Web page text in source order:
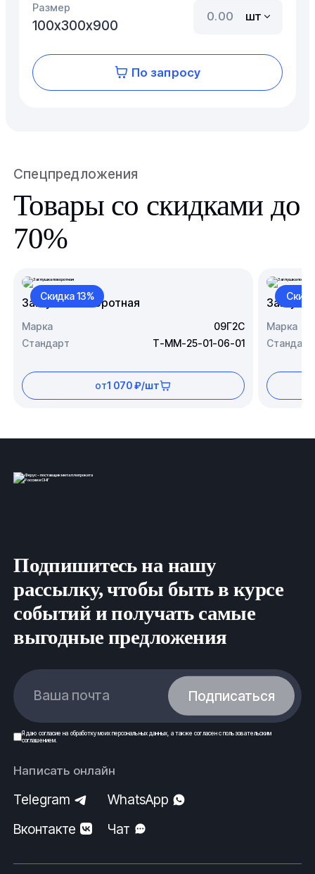
Размер
100х300х900
шт
По запросу
Спецпредложения
Товары со скидками до
70%
Скидка 13%
Заглушка поворотная
Марка
09Г2С
Стандарт
Т-ММ-25-01-06-01
от1 070 ₽/шт
Марка
Стандарт
Подпишитесь на нашу
рассылку, чтобы быть в курсе
событий и получать самые
выгодные предложения
Ваша почта Подписаться
Я даю согласие на обработку моих персональных данных , а также согласен спользовательским
соглашением.
Написать онлайн
Telegram
WhatsApp
Вконтакте
Чат